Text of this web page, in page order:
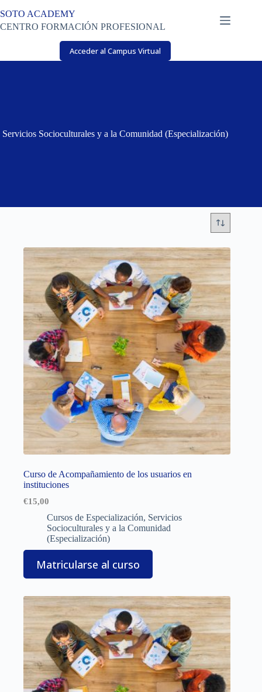
al
contenido
SOTO ACADEMY
CENTRO FORMACIÓN PROFESIONAL
Acceder al Campus Virtual
Servicios Socioculturales y a la Comunidad (Especialización)
Curso de Acompañamiento de los usuarios en
instituciones
€15,00
Cursos de Especialización, Servicios
Socioculturales y a la Comunidad
(Especialización)
Matricularse al curso